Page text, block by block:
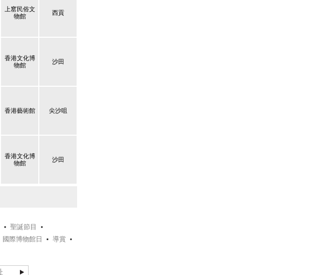
上窰民俗文
物館
西貢
香港文化博
物館
沙田
香港藝術館 尖沙咀
香港文化博
物館
沙田
聖誕節目
國際博物館日
導賞